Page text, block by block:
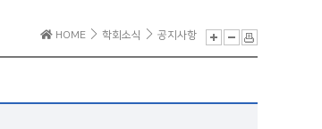
전공의를 위한 E-
HOME 학회소식 공지사항